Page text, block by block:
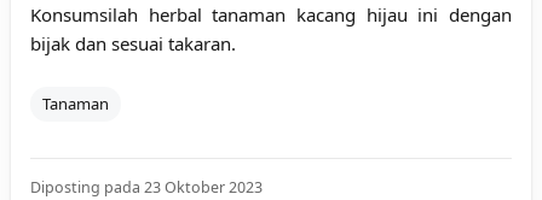
Konsumsilah herbal tanaman kacang hijau ini dengan
bijak dan sesuai takaran.
Tanaman
Diposting pada 23 Oktober 2023